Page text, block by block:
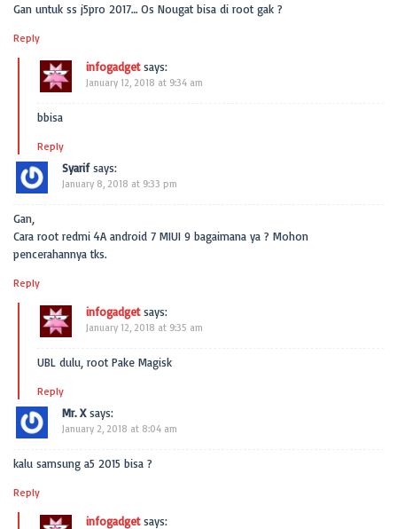
Gan untuk ss j5pro 2017… Os Nougat bisa di root gak ?
Reply
infogadget says:
January 12, 2018 at 9:34 am
bbisa
Reply
Syarif says:
January 8, 2018 at 9:33 pm
Gan,
Cara root redmi 4A android 7 MIUI 9 bagaimana ya ? Mohon
pencerahannya tks.
Reply
infogadget says:
January 12, 2018 at 9:35 am
UBL dulu, root Pake Magisk
Reply
Mr. X says:
January 2, 2018 at 8:04 am
kalu samsung a5 2015 bisa ?
Reply
infogadget says: